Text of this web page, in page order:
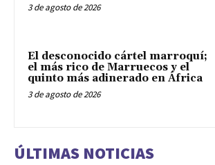
3 de agosto de 2026
El desconocido cártel marroquí;
el más rico de Marruecos y el
quinto más adinerado en África
3 de agosto de 2026
ÚLTIMAS NOTICIAS